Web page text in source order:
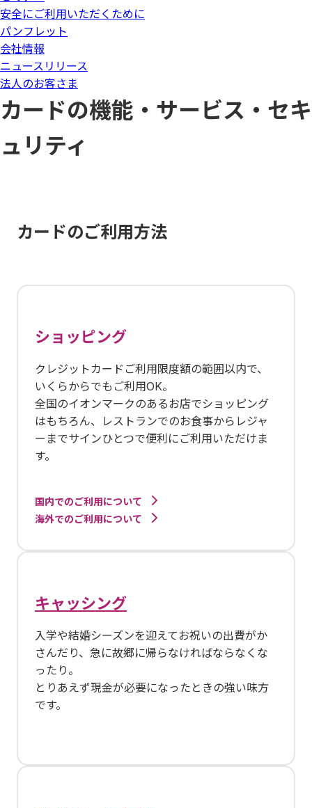
安全にご利用いただくために
パンフレット
会社情報
ニュースリリース
法人のお客さま
カードの機能・サービス・セキ
ュリティ
カードのご利用方法
ショッピング
クレジットカードご利用限度額の範囲以内で、
いくらからでもご利用OK。
全国のイオンマークのあるお店でショッピング
はもちろん、レストランでのお食事からレジャ
ーまでサインひとつで便利にご利用いただけま
す。
国内でのご利用について
海外でのご利用について
キャッシング
入学や結婚シーズンを迎えてお祝いの出費がか
さんだり、急に故郷に帰らなければならなくな
ったり。
とりあえず現金が必要になったときの強い味方
です。